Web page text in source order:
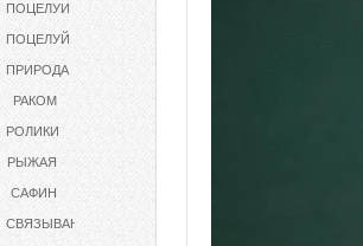
ПОЦЕЛУИ
ПОЦЕЛУЙ
ПРИРОДА
РАКОМ
РОЛИКИ
РЫЖАЯ
САФИН
СВЯЗЫВАНИЕ